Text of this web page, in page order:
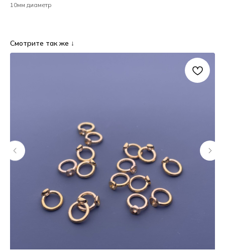
10мм диаметр
Смотрите так же ↓